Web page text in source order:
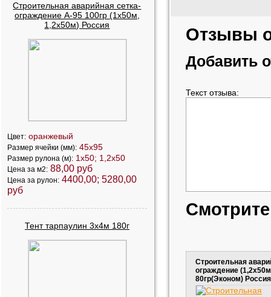
Строительная аварийная сетка-
ограждение А-95 100гр (1х50м,
1,2х50м) Россия
Цвет: оранжевый
Размер ячейки (мм): 45х95
Размер рулона (м): 1х50; 1,2х50
Цена за м2: 88,00 руб
Цена за рулон: 4400,00; 5280,00
руб
Тент тарпаулин 3х4м 180г
Отзывы
Добавить
Текст отзыва:
Строительная
ограждение
80гр(Эконом) Россия